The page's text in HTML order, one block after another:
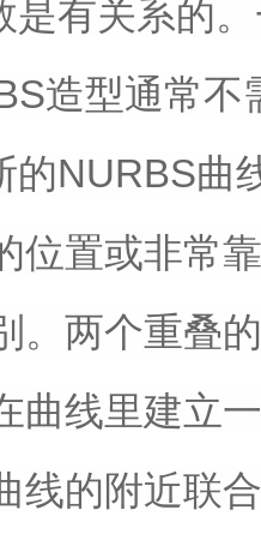
有关系的
造型通常不
NURBS曲
位置或非常
。两个重叠
曲线里建立
线的附近联